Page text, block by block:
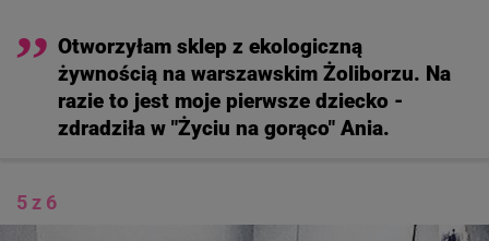
Otworzyłam sklep z ekologiczną
żywnością na warszawskim Żoliborzu. Na
razie to jest moje pierwsze dziecko -
zdradziła w "Życiu na gorąco" Ania.
5 z 6